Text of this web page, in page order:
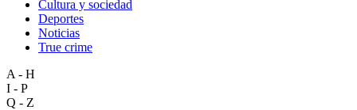
Cultura y sociedad
Deportes
Noticias
True crime
A - H
I - P
Q - Z